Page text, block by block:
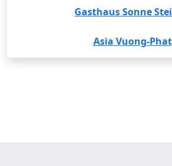
Gasthaus Sonne
Asia Vuong-Phat